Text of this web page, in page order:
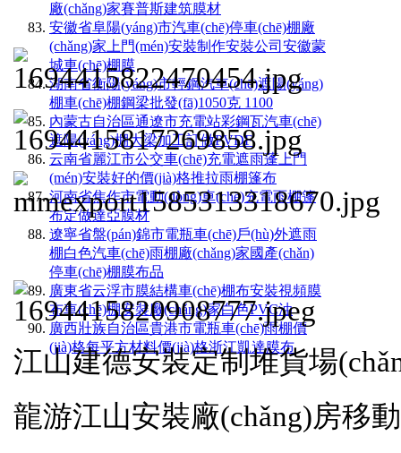
廠(chǎng)家賽普斯建筑膜材
安徽省阜陽(yáng)市汽車(chē)停車(chē)棚廠
(chǎng)家上門(mén)安裝制作安裝公司安徽蒙
城車(chē)棚膜
湖南省衡陽(yáng)市輕鋼汽車(chē)遮陽(yáng)
棚車(chē)棚鋼梁批發(fā)1050克 1100
內蒙古自治區通遼市充電站彩鋼瓦汽車(chē)
遮陽(yáng)棚大梁加工訂做PVDF
云南省麗江市公交車(chē)充電遮雨蓬上門
(mén)安裝好的價(jià)格推拉雨棚篷布
河南省焦作市電動(dòng)車(chē)充電雨棚篷
布定做達亞膜材
遼寧省盤(pán)錦市電瓶車(chē)戶(hù)外遮雨
棚白色汽車(chē)雨棚廠(chǎng)家國產(chǎn)
停車(chē)棚膜布品
廣東省云浮市膜結構車(chē)棚布安裝視頻膜
布車(chē)棚安裝廠(chǎng)家白色PVC油
廣西壯族自治區貴港市電瓶車(chē)雨棚價
(jià)格每平方材料價(jià)格浙江凱達膜布
江山建德安裝定制堆貨場
龍游江山安裝廠(chǎng)房移